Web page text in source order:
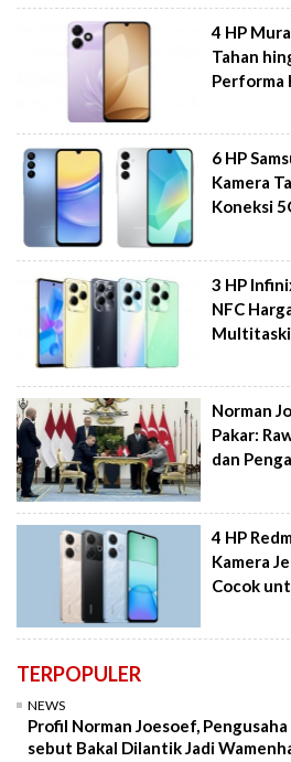
4 HP
Tahan
Performa
6 HP
Kamera
Koneksi
3 HP
NFC
Norman
Pakar:
dan
4 HP
Kamera
Cocok
TERPOPULER
NEWS
Profil Norman Joesoef,
sebut Bakal Dilantik Jadi